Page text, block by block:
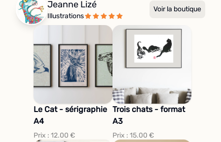
Jeanne Lizé
Illustrations
Voir la boutique
Le Cat - sérigraphie
A4
Prix : 12.00 €
Trois chats - format
A3
Prix : 15.00 €